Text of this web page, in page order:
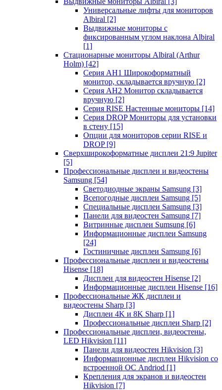
Универсальные лифты для мониторов
Albiral [2]
Выдвижные мониторы с
фиксированным углом наклона Albiral
[1]
Стационарные мониторы Albiral (Arthur
Holm) [42]
Серия AH1 Широкоформатный
монитор, складывается вручную [2]
Серия AH2 Монитор складывается
вручную [2]
Серия RISE Настенные мониторы [14]
Серия DROP Мониторы для установки
в стену [15]
Опции для мониторов серии RISE и
DROP [9]
Сверхширокоформатные дисплеи 21:9 Jupiter
[5]
Профессиональные дисплеи и видеостены
Samsung [54]
Светодиодные экраны Samsung [3]
Всепогодные дисплеи Samsung [5]
Специальные дисплеи Samsung [3]
Панели для видеостен Samsung [7]
Витринные дисплеи Sumsung [6]
Информационные дисплеи Samsung
[24]
Гостиничные дисплеи Samsung [6]
Профессиональные дисплеи и видеостены
Hisense [18]
Дисплеи для видеостен Hisense [2]
Информационные дисплеи Hisense [16]
Профессиональные ЖК дисплеи и
видеостены Sharp [3]
Дисплеи 4K и 8K Sharp [1]
Профессиональные дисплеи Sharp [2]
Профессиональные дисплеи, видеостены,
LED Hikvision [11]
Панели для видеостен Hikvision [3]
Информационные дисплеи Hikvision со
встроенной ОС Andriod [1]
Крепления для экранов и видеостен
Hikvision [7]